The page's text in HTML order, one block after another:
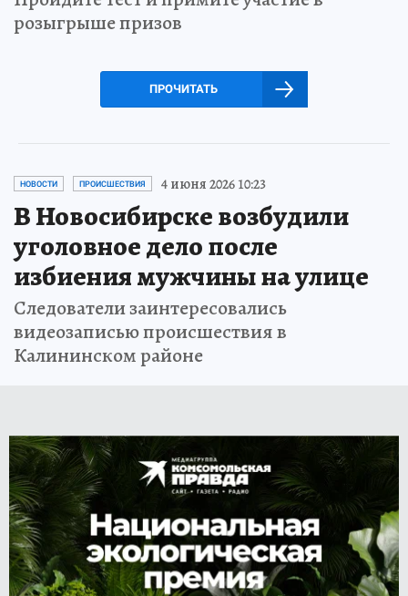
розыгрыше призов
ПРОЧИТАТЬ
НОВОСТИ ПРОИСШЕСТВИЯ 4 июня 2026 10:23
В Новосибирске возбудили
уголовное дело после
избиения мужчины на улице
Следователи заинтересовались
видеозаписью происшествия в
Калининском районе